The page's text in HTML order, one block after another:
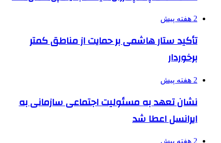
2 هفته پیش
تأکید ستار هاشمی بر حمایت از مناطق کمتر
برخوردار
2 هفته پیش
نشان تعهد به مسئولیت اجتماعی سازمانی به
ایرانسل اعطا شد
2 هفته پیش